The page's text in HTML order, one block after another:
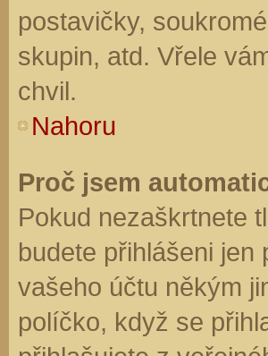
postavičky,
skupin, atd. Vřele
chvil.
Nahoru
Proč jsem
Pokud nezaškrtnete
budete přihlášeni jen
vašeho účtu někým
políčko, když se